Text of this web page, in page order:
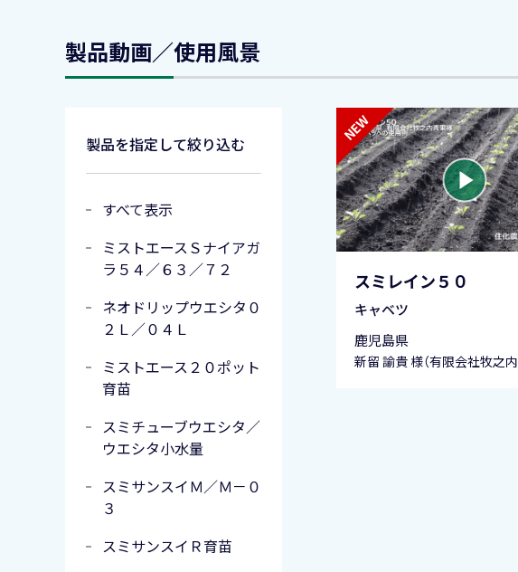
製品動画／使用風景
製品を指定して絞り込む
すべて表示
ミストエースＳナイアガ
ラ５４／６３／７２
ネオドリップウエシタ０
２Ｌ／０４Ｌ
ミストエース２０ポット
育苗
スミチューブウエシタ／
ウエシタ小水量
スミサンスイＭ／Ｍ－０
３
スミサンスイＲ育苗
スミレイン５０
キャベツ
鹿児島県
新留 諭貴 様（有限会社牧之内